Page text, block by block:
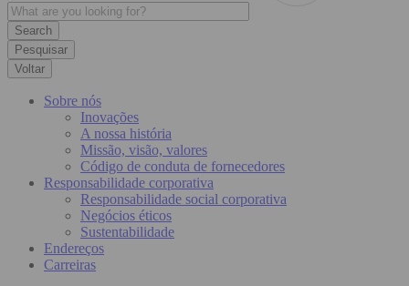
Pesquisar
Voltar
Sobre nós
Inovações
A nossa história
Missão, visão, valores
Código de conduta de fornecedores
Responsabilidade corporativa
Responsabilidade social corporativa
Negócios éticos
Sustentabilidade
Endereços
Carreiras